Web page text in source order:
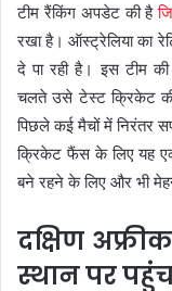
टीम रैंकिंग अपडेट की है
रखा है। ऑस्ट्रेलिया का
दे पा रही है। इस टीम
चलते उसे टेस्ट क्रिकेट
पिछले कई मैचों में निरंतर
क्रिकेट फैंस के लिए यह एक
बने रहने के लिए और भी
दक्षिण
स्थान पर